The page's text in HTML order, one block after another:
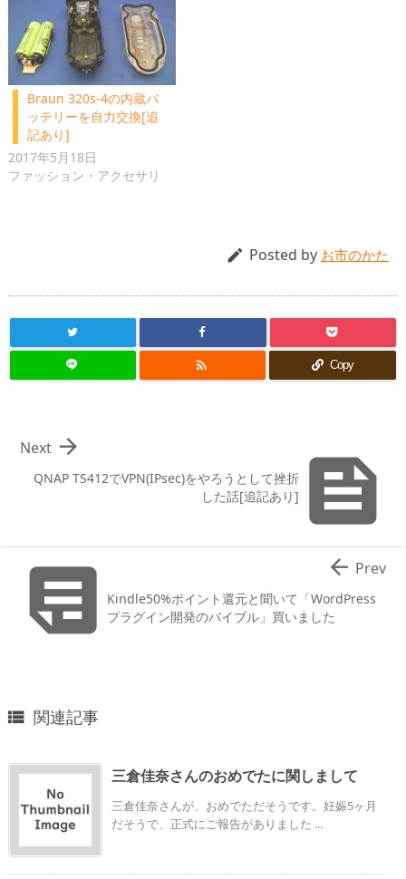
Braun 320s-4の内蔵バ
ッテリーを自力交換[追
記あり]
2017年5月18日
ファッション・アクセサリ
 Posted by お市のかた
 Copy

QNAP TS412でVPN(IPsec)をやろうとして挫折
した話[追記あり]

Next
Kindle50%ポイント還元と聞いて「WordPress
プラグイン開発のバイブル」買いました
 Prev
 関連記事
三倉佳奈さんのおめでたに関しまして
三倉佳奈さんが、おめでただそうです。妊娠5ヶ月
だそうで、正式にご報告がありました ...